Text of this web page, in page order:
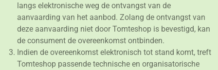
langs elektronische weg de ontvangst van de
aanvaarding van het aanbod. Zolang de ontvangst van
deze aanvaarding niet door Tomteshop is bevestigd, kan
de consument de overeenkomst ontbinden.
Indien de overeenkomst elektronisch tot stand komt, treft
Tomteshop passende technische en organisatorische